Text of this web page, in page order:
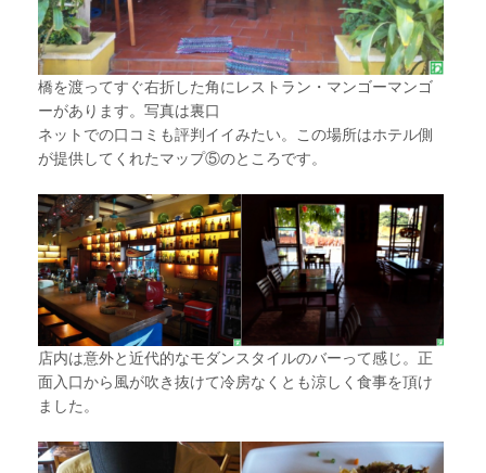
橋を渡ってすぐ右折した角にレストラン・マンゴーマンゴ
ーがあります。写真は裏口
ネットでの口コミも評判イイみたい。この場所はホテル側
が提供してくれたマップ⑤のところです。
店内は意外と近代的なモダンスタイルのバーって感じ。正
面入口から風が吹き抜けて冷房なくとも涼しく食事を頂け
ました。